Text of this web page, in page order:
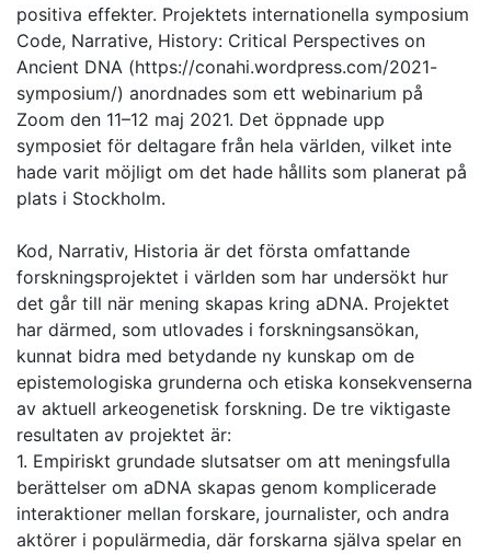
positiva effekter. Projektets internationella symposium
Code, Narrative, History: Critical Perspectives on
Ancient DNA (https://conahi.wordpress.com/2021-
symposium/) anordnades som ett webinarium på
Zoom den 11–12 maj 2021. Det öppnade upp
symposiet för deltagare från hela världen, vilket inte
hade varit möjligt om det hade hållits som planerat på
plats i Stockholm.
Kod, Narrativ, Historia är det första omfattande
forskningsprojektet i världen som har undersökt hur
det går till när mening skapas kring aDNA. Projektet
har därmed, som utlovades i forskningsansökan,
kunnat bidra med betydande ny kunskap om de
epistemologiska grunderna och etiska konsekvenserna
av aktuell arkeogenetisk forskning. De tre viktigaste
resultaten av projektet är:
1. Empiriskt grundade slutsatser om att meningsfulla
berättelser om aDNA skapas genom komplicerade
interaktioner mellan forskare, journalister, och andra
aktörer i populärmedia, där forskarna själva spelar en